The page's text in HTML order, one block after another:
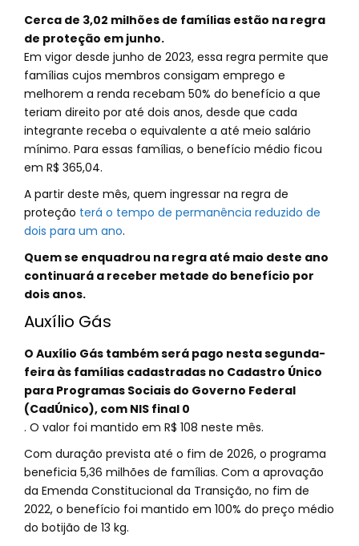
Cerca de 3,02 milhões de famílias estão na regra
de proteção em junho.
Em vigor desde junho de 2023, essa regra permite que
famílias cujos membros consigam emprego e
melhorem a renda recebam 50% do benefício a que
teriam direito por até dois anos, desde que cada
integrante receba o equivalente a até meio salário
mínimo. Para essas famílias, o benefício médio ficou
em R$ 365,04.
A partir deste mês, quem ingressar na regra de
proteção terá o tempo de permanência reduzido de
dois para um ano.
Quem se enquadrou na regra até maio deste ano
continuará a receber metade do benefício por
dois anos.
Auxílio Gás
O Auxílio Gás também será pago nesta segunda-
feira às famílias cadastradas no Cadastro Único
para Programas Sociais do Governo Federal
(CadÚnico), com NIS final 0
. O valor foi mantido em R$ 108 neste mês.
Com duração prevista até o fim de 2026, o programa
beneficia 5,36 milhões de famílias. Com a aprovação
da Emenda Constitucional da Transição, no fim de
2022, o benefício foi mantido em 100% do preço médio
do botijão de 13 kg.